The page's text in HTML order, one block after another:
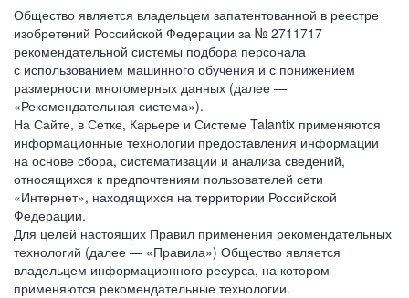
Общество является владельцем запатентованной в реестре
изобретений Российской Федерации за № 2711717
рекомендательной системы подбора персонала
с использованием машинного обучения и с понижением
размерности многомерных данных (далее —
«Рекомендательная система»).
На Сайте, в Сетке, Карьере и Системе Talantix применяются
информационные технологии предоставления информации
на основе сбора, систематизации и анализа сведений,
относящихся к предпочтениям пользователей сети
«Интернет», находящихся на территории Российской
Федерации.
Для целей настоящих Правил применения рекомендательных
технологий (далее — «Правила») Общество является
владельцем информационного ресурса, на котором
применяются рекомендательные технологии.